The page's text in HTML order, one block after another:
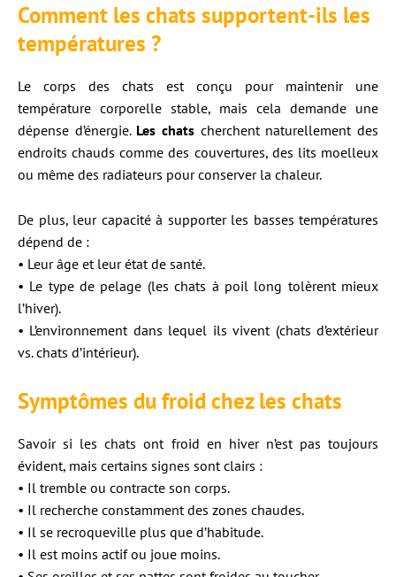
Comment les chats supportent-ils les
températures ?
Le corps des chats est conçu pour maintenir une
température corporelle stable, mais cela demande une
dépense d’énergie. Les chats cherchent naturellement des
endroits chauds comme des couvertures, des lits moelleux
ou même des radiateurs pour conserver la chaleur.
De plus, leur capacité à supporter les basses températures
dépend de :
• Leur âge et leur état de santé.
• Le type de pelage (les chats à poil long tolèrent mieux
l’hiver).
• L’environnement dans lequel ils vivent (chats d’extérieur
vs. chats d’intérieur).
Symptômes du froid chez les chats
Savoir si les chats ont froid en hiver n’est pas toujours
évident, mais certains signes sont clairs :
• Il tremble ou contracte son corps.
• Il recherche constamment des zones chaudes.
• Il se recroqueville plus que d’habitude.
• Il est moins actif ou joue moins.